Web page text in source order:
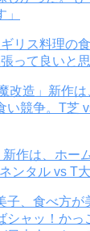
ギリス料理の
って良いと思
作は、ホー
ンタル vs T大